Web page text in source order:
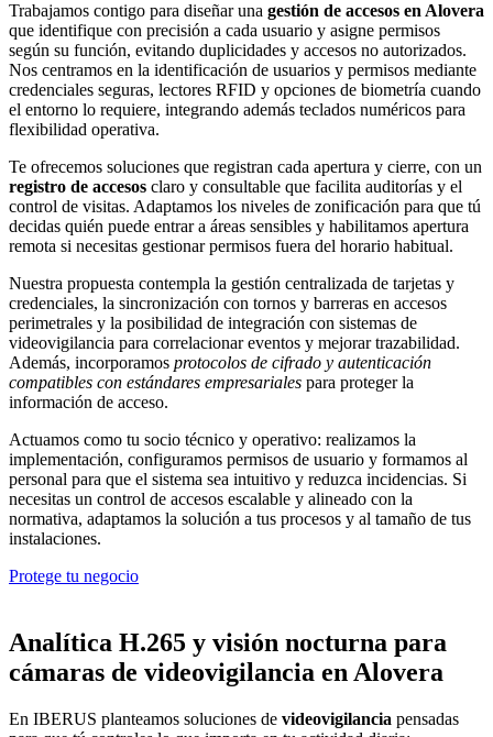
Trabajamos contigo para diseñar una gestión de accesos en Alovera
que identifique con precisión a cada usuario y asigne permisos
según su función, evitando duplicidades y accesos no autorizados.
Nos centramos en la identificación de usuarios y permisos mediante
credenciales seguras, lectores RFID y opciones de biometría cuando
el entorno lo requiere, integrando además teclados numéricos para
flexibilidad operativa.
Te ofrecemos soluciones que registran cada apertura y cierre, con un
registro de accesos claro y consultable que facilita auditorías y el
control de visitas. Adaptamos los niveles de zonificación para que tú
decidas quién puede entrar a áreas sensibles y habilitamos apertura
remota si necesitas gestionar permisos fuera del horario habitual.
Nuestra propuesta contempla la gestión centralizada de tarjetas y
credenciales, la sincronización con tornos y barreras en accesos
perimetrales y la posibilidad de integración con sistemas de
videovigilancia para correlacionar eventos y mejorar trazabilidad.
Además, incorporamos protocolos de cifrado y autenticación
compatibles con estándares empresariales para proteger la
información de acceso.
Actuamos como tu socio técnico y operativo: realizamos la
implementación, configuramos permisos de usuario y formamos al
personal para que el sistema sea intuitivo y reduzca incidencias. Si
necesitas un control de accesos escalable y alineado con la
normativa, adaptamos la solución a tus procesos y al tamaño de tus
instalaciones.
Protege tu negocio
Analítica H.265 y visión nocturna para
cámaras de videovigilancia en Alovera
En IBERUS planteamos soluciones de videovigilancia pensadas